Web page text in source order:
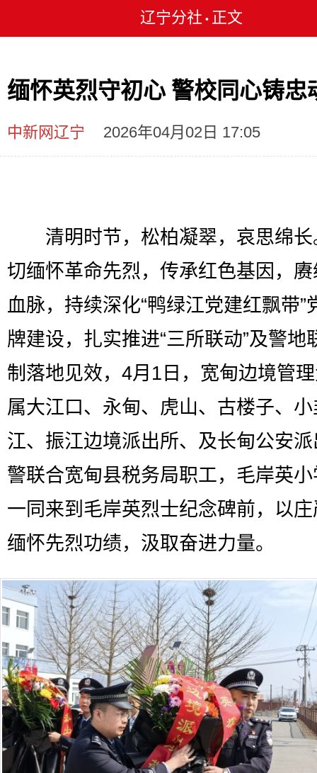
辽宁分社 • 正文
缅怀英烈守初心 警校同心铸忠
中新网辽宁 2026年04月02日 17:05
清明时节，松柏凝翠，哀思绵长
切缅怀革命先烈，传承红色基因，
血脉，持续深化“鸭绿江党建红飘带”
牌建设，扎实推进“三所联动”及警地
制落地见效，4月1日，宽甸边境管
属大江口、永甸、虎山、古楼子、
江、振江边境派出所、及长甸公安
警联合宽甸县税务局职工，毛岸英
一同来到毛岸英烈士纪念碑前，以
缅怀先烈功绩，汲取奋进力量。